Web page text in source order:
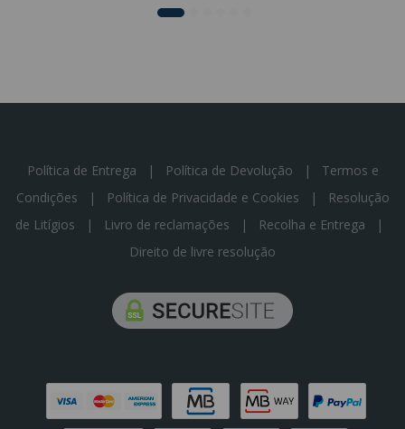
Política de Entrega | Política de Devolução | Termos e
Condições | Política de Privacidade e Cookies |
Resolução
de Litígios | Livro de reclamações | Recolha e Entrega |
Direito de livre resolução